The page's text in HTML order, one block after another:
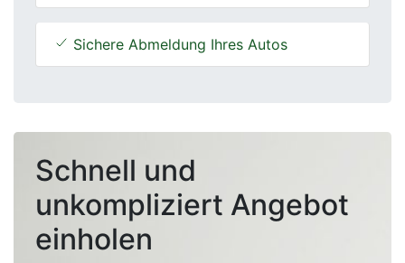
Sichere Abmeldung Ihres Autos
Schnell und
unkompliziert Angebot
einholen